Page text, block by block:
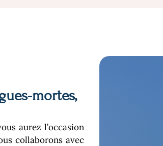
mortes,
aurez l’occasion
collaborons avec